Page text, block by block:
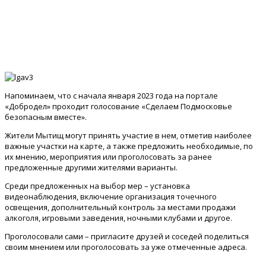
Напоминаем, что с начала января 2023 года на портале
«Добродел» проходит голосование «Сделаем Подмосковье
безопасным вместе».
Жители Мытищ могут принять участие в нем, отметив наиболее
важные участки на карте, а также предложить необходимые, по
их мнению, мероприятия или проголосовать за ранее
предложенные другими жителями варианты.
Среди предложенных на выбор мер – установка
видеонаблюдения, включение организация точечного
освещения, дополнительный контроль за местами продажи
алкоголя, игровыми заведения, ночными клубами и другое.
Проголосовали сами – пригласите друзей и соседей поделиться
своим мнением или проголосовать за уже отмеченные адреса.